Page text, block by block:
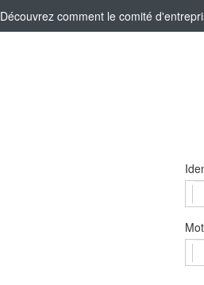
Découvrez comment le comité